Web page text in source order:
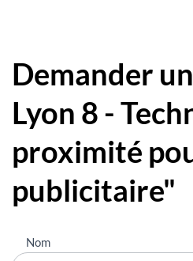
Demander
Lyon 8 -
proximité
publicitaire"
Nous
Nom